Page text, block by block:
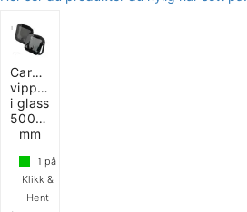
Carbest
vippevindu
i glass
500x350
mm
1 på
Klikk &
Hent